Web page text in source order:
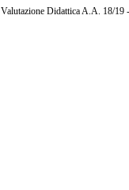
Valutazione Didattica A.A. 18/19